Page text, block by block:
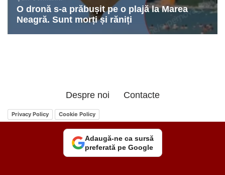
Despre noi Contacte
Privacy Policy Cookie Policy
Adaugă-ne ca sursă
preferată pe Google